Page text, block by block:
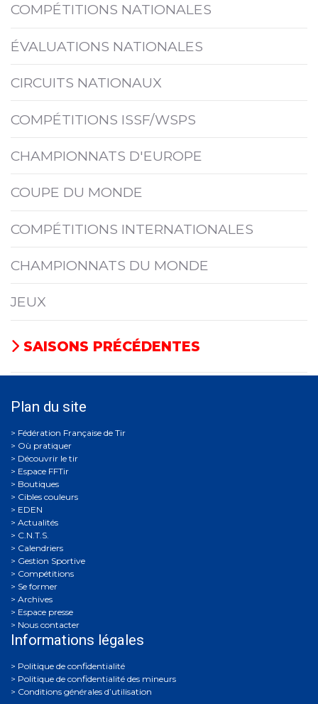
COMPÉTITIONS NATIONALES
ÉVALUATIONS NATIONALES
CIRCUITS NATIONAUX
COMPÉTITIONS ISSF/WSPS
CHAMPIONNATS D'EUROPE
COUPE DU MONDE
COMPÉTITIONS INTERNATIONALES
CHAMPIONNATS DU MONDE
JEUX
SAISONS PRÉCÉDENTES
Plan du site
Où pratiquer
Découvrir le tir
Espace FFTir
Boutiques
Cibles couleurs
EDEN
Actualités
C.N.T.S.
Calendriers
Gestion Sportive
Compétitions
Se former
Archives
Espace presse
Nous contacter
Informations légales
Politique de confidentialité
Politique de confidentialité des mineurs
Conditions générales d’utilisation